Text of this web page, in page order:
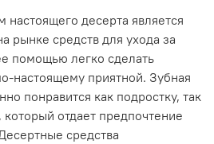
настоящего десерта является
рынке средств для ухода за
помощью легко сделать
настоящему приятной. Зубная
понравится как подростку, так
отдает предпочтение
средства